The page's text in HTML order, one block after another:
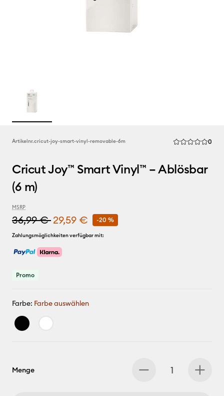
Artikelnr.cricut-joy-smart-vinyl-removable-6m Die 0
Cricut Joy™ Smart Vinyl™ – Ablösbar
(6 m)
MSRP
36,99 € 29,59 € -20 %
Zahlungsmöglichkeiten verfügbar mit:
Promo
Farbe: Farbe auswählen
Menge